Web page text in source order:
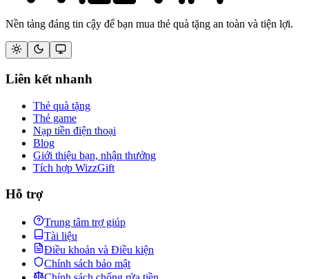
Nền tảng đáng tin cậy để bạn mua thẻ quà tặng an toàn và tiện lợi.
Liên kết nhanh
Thẻ quà tặng
Thẻ game
Nạp tiền điện thoại
Blog
Giới thiệu bạn, nhận thưởng
Tích hợp WizzGift
Hỗ trợ
Trung tâm trợ giúp
Tài liệu
Điều khoản và Điều kiện
Chính sách bảo mật